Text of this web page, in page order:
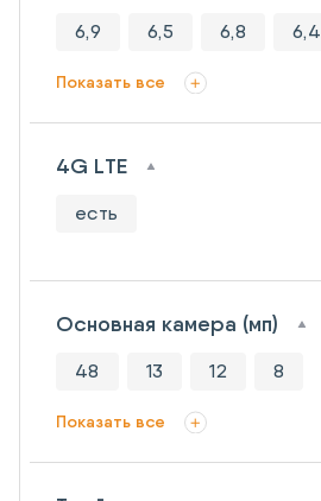
6,9 6,5 6,8 6,4
Показать все
4G LTE
есть
Основная камера (мп)
48 13 12 8
Показать все